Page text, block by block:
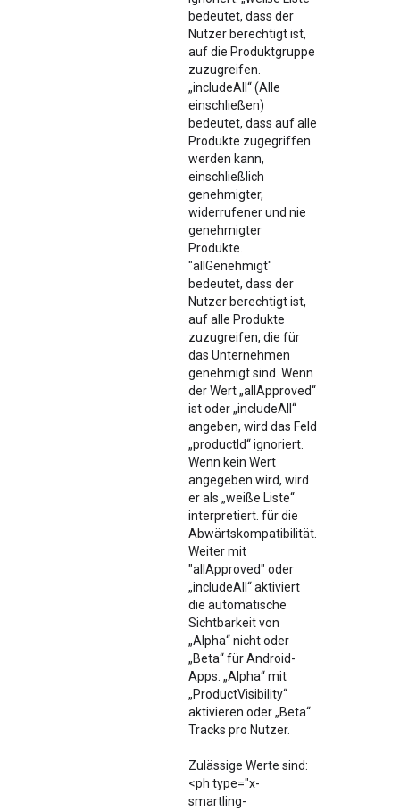
bedeutet, dass der
Nutzer berechtigt ist,
auf die Produktgruppe
zuzugreifen.
„includeAll“ (Alle
einschließen)
bedeutet, dass auf alle
Produkte zugegriffen
werden kann,
einschließlich
genehmigter,
widerrufener und nie
genehmigter
Produkte.
"allGenehmigt"
bedeutet, dass der
Nutzer berechtigt ist,
auf alle Produkte
zuzugreifen, die für
das Unternehmen
genehmigt sind. Wenn
der Wert „allApproved“
ist oder „includeAll“
angeben, wird das Feld
„productId“ ignoriert.
Wenn kein Wert
angegeben wird, wird
er als „weiße Liste“
interpretiert. für die
Abwärtskompatibilität.
Weiter mit
"allApproved" oder
„includeAll“ aktiviert
die automatische
Sichtbarkeit von
„Alpha“ nicht oder
„Beta“ für Android-
Apps. „Alpha“ mit
„ProductVisibility“
aktivieren oder „Beta“
Tracks pro Nutzer.
Zulässige Werte sind:
<ph type="x-
smartling-